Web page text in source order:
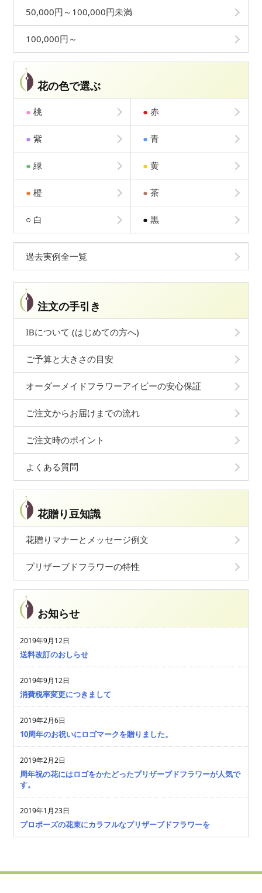
50,000円～100,000円未満
100,000円～
花の色で選ぶ
● 桃 ● 赤
● 紫 ● 青
● 緑 ● 黄
● 橙 ● 茶
○ 白 ● 黒
過去実例全一覧
注文の手引き
IBについて (はじめての方へ)
ご予算と大きさの目安
オーダーメイドフラワーアイビーの安心保証
ご注文からお届けまでの流れ
ご注文時のポイント
よくある質問
花贈り豆知識
花贈りマナーとメッセージ例文
プリザーブドフラワーの特性
お知らせ
2019年9月12日
送料改訂のおしらせ
2019年9月12日
消費税率変更につきまして
2019年2月6日
10周年のお祝いにロゴマークを贈りました。
2019年2月2日
周年祝の花にはロゴをかたどったプリザーブドフラワーが人気で
す。
2019年1月23日
プロポーズの花束にカラフルなプリザーブドフラワーを